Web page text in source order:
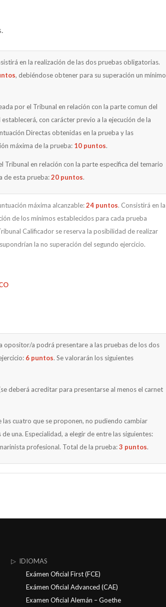
en la realización de las dos pruebas obligatorias.
, debiéndose obtener para su superación un mínimo
por el Tribunal en relación con la parte comun del
con carácter previo a la ejecución de la
Directas obtenidas en la prueba y las
máxima de la prueba: 10 puntos.
Tribunal en relación con la parte especifica del temario
de esta prueba:20 puntos.
máxima alcanzable:24 puntos. Consistirá en la
de los mínimos establecidos para cada prueba
Calificador se reserva la posibilidad de realizar
la no superación del segundo ejercicio.
opositor/a podrá presentare a las pruebas de los dos
6 puntos. Se valorarán los siguientes
deberá acreditar para presentarse al menos el carnet
cuatro que se proponen, no pudiendo cambiar
una. Especialidad, a elegir de entre las siguientes:
profesional. Total de la prueba:3 puntos.
▷ IDIOMAS
Exámen Oficial First (FCE)
Exámen Oficial Advanced (CAE)
Examen Oficial Alemán – Goethe